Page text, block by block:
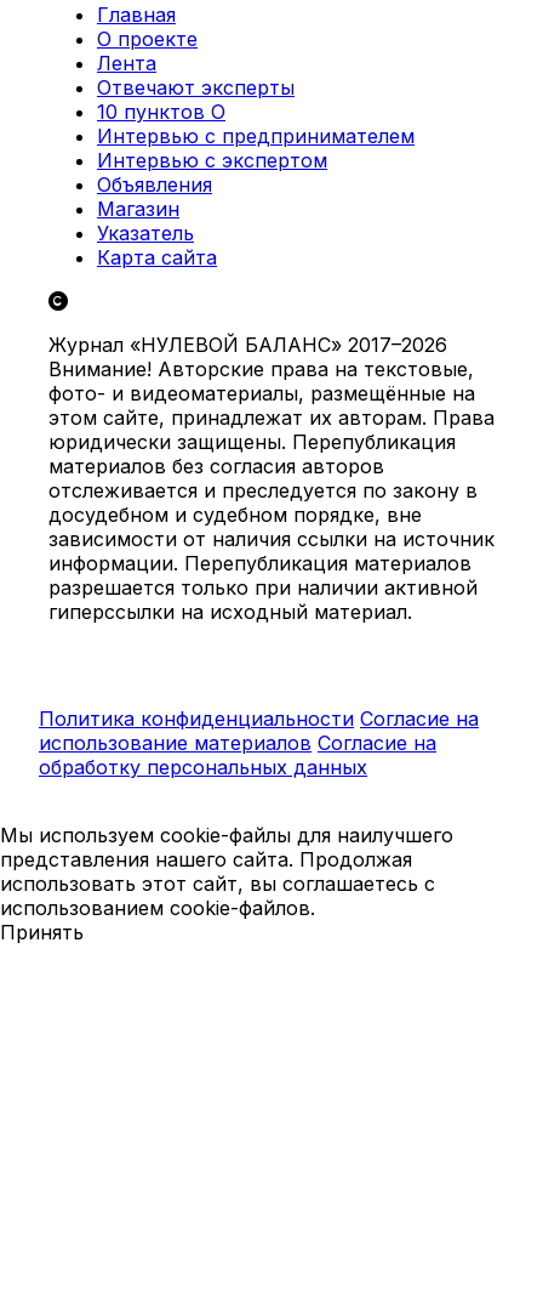
Главная
О проекте
Лента
Отвечают эксперты
10 пунктов О
Интервью с предпринимателем
Интервью с экспертом
Объявления
Магазин
Указатель
Карта сайта
Журнал «НУЛЕВОЙ БАЛАНС» 2017–2026
Внимание! Авторские права на текстовые,
фото- и видеоматериалы, размещённые на
этом сайте, принадлежат их авторам. Права
юридически защищены. Перепубликация
материалов без согласия авторов
отслеживается и преследуется по закону в
досудебном и судебном порядке, вне
зависимости от наличия ссылки на источник
информации. Перепубликация материалов
разрешается только при наличии активной
гиперссылки на исходный материал.
Политика конфиденциальности Согласие на
использование материалов Согласие на
обработку персональных данных
Мы используем cookie-файлы для наилучшего
представления нашего сайта. Продолжая
использовать этот сайт, вы соглашаетесь с
использованием cookie-файлов.
Принять